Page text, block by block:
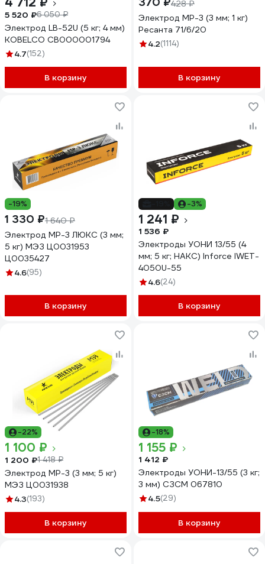
5 520 ₽6 050 ₽
Электрод LB-52U (5 кг; 4 мм)
KOBELCO СВ000001794
4.7(152)
В корзину
428 ₽
Электрод МР-3 (3 мм; 1 кг)
Ресанта 71/6/20
4.2(1114)
В корзину
-19%
1 330 ₽1 640 ₽
Электрод МР-3 ЛЮКС (3 мм;
5 кг) МЭЗ Ц0031953
Ц0035427
4.6(95)
В корзину
-3%
1 241 ₽
1 536 ₽
Электроды УОНИ 13/55 (4
мм; 5 кг; НАКС) Inforce IWET-
4050U-55
4.6(24)
В корзину
-22%
1 100 ₽
1 200 ₽1 418 ₽
Электрод МР-3 (3 мм; 5 кг)
МЭЗ Ц0031938
4.3(193)
В корзину
-18%
1 155 ₽
1 412 ₽
Электроды УОНИ-13/55 (3 кг;
3 мм) СЗСМ 067810
4.5(29)
В корзину